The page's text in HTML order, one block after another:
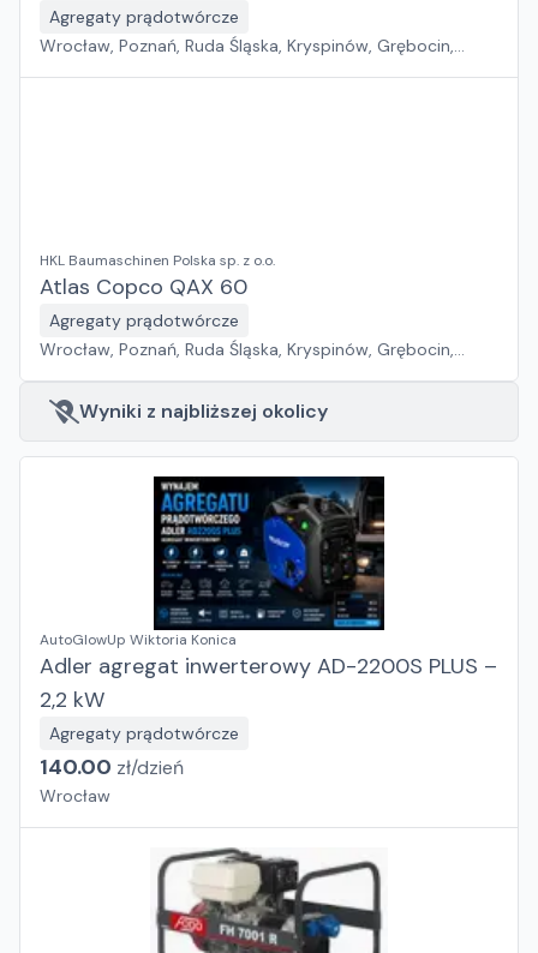
Agregaty prądotwórcze
Wrocław, Poznań, Ruda Śląska, Kryspinów, Grębocin,
HKL Baumaschinen Polska sp. z o.o.
Atlas Copco QAX 60
Agregaty prądotwórcze
Wrocław, Poznań, Ruda Śląska, Kryspinów, Grębocin,
Wyniki z najbliższej okolicy
AutoGlowUp Wiktoria Konica
Adler agregat inwerterowy AD-2200S PLUS –
2,2 kW
Agregaty prądotwórcze
140.00 zł/dzień
Wrocław